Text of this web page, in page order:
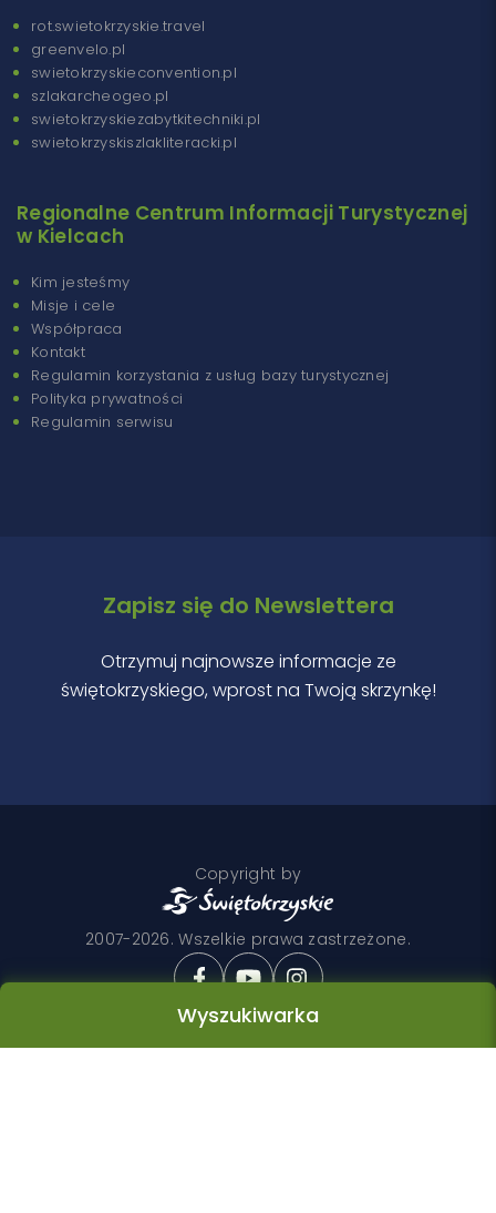
Wyszukiwarka
rot.swietokrzyskie.travel
greenvelo.pl
swietokrzyskieconvention.pl
szlakarcheogeo.pl
swietokrzyskiezabytkitechniki.pl
swietokrzyskiszlakliteracki.pl
Regionalne Centrum Informacji Turystycznej
w Kielcach
Kim jesteśmy
Misje i cele
Współpraca
Kontakt
Regulamin korzystania z usług bazy turystycznej
Polityka prywatności
Regulamin serwisu
Zapisz się do Newslettera
Otrzymuj najnowsze informacje ze
świętokrzyskiego, wprost na Twoją skrzynkę!
Copyright by
2007-2026. Wszelkie prawa zastrzeżone.
Realizacja